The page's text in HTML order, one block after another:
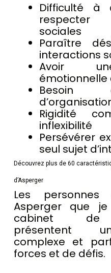
Difficulté à
respecter
sociales
Paraître
interactions
Avoir
émotionnelle
Besoin
Rigidité
inflexibilité
Persévérer
seul sujet
Découvrez plus de 60
d’Asperger
Les
Asperger que
cabinet de
présentent
complexe et
forces et de défis.